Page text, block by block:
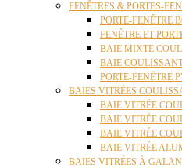
FENÊTRES & PORTES-
PORTE-FENÊTRE
FENÊTRE ET
BAIE MIXTE
BAIE
PORTE-FENÊTRE
BAIES VITRÉES
BAIE VITRÉE
BAIE VITRÉE
BAIE VITRÉE
BAIE VITRÉE
BAIES VITRÉES À